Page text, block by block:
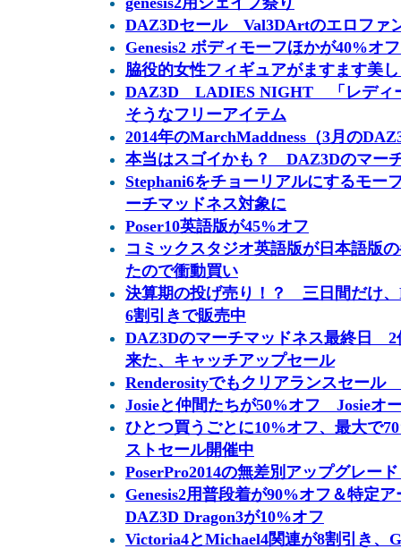
DAZ3Dセール Val3DArtのエロファ
Genesis2 ボディモーフほかが40%オ
脇役的女性フィギュアがますます
DAZ3D LADIES NIGHT 「レディ
そうなフリーアイテム
2014年のMarchMaddness（3月の
本当はスゴイかも？ DAZ3Dのマー
Stephani6をチョーリアルにするモー
ーチマッドネス対象に
Poser10英語版が45%オフ
コミックスタジオ英語版が日本語版
たので衝動買い
決算期の投げ売り！？ 三日間だけ、
6割引きで販売中
DAZ3Dのマーチマッドネス最終日 2
来た、キャッチアップセール
Renderosityでもクリアランスセール
Josieと仲間たちが50%オフ Josieオ
ひとつ買うごとに10%オフ、最大で
ストセール開催中
PoserPro2014の無差別アップグレー
Genesis2用普段着が90%オフ＆特定
DAZ3D Dragon3が10%オフ
Victoria4とMichael4関連が8割引き、